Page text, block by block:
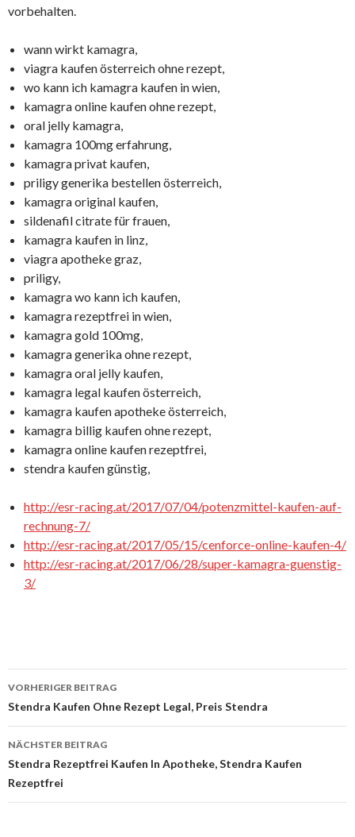
vorbehalten.
wann wirkt kamagra,
viagra kaufen österreich ohne rezept,
wo kann ich kamagra kaufen in wien,
kamagra online kaufen ohne rezept,
oral jelly kamagra,
kamagra 100mg erfahrung,
kamagra privat kaufen,
priligy generika bestellen österreich,
kamagra original kaufen,
sildenafil citrate für frauen,
kamagra kaufen in linz,
viagra apotheke graz,
priligy,
kamagra wo kann ich kaufen,
kamagra rezeptfrei in wien,
kamagra gold 100mg,
kamagra generika ohne rezept,
kamagra oral jelly kaufen,
kamagra legal kaufen österreich,
kamagra kaufen apotheke österreich,
kamagra billig kaufen ohne rezept,
kamagra online kaufen rezeptfrei,
stendra kaufen günstig,
http://esr-racing.at/2017/07/04/potenzmittel-kaufen-auf-
rechnung-7/
http://esr-racing.at/2017/05/15/cenforce-online-kaufen-4/
http://esr-racing.at/2017/06/28/super-kamagra-guenstig-
3/
Beitrags-
Navigation
VORHERIGER BEITRAG
Stendra Kaufen Ohne Rezept Legal, Preis Stendra
NÄCHSTER BEITRAG
Stendra Rezeptfrei Kaufen In Apotheke, Stendra Kaufen
Rezeptfrei